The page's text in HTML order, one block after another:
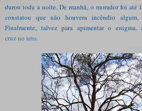
durou toda a noite. De manhã, o moradorfoi até
constatou que não houvera incêndio
Finalmente, talvez para apimentar o enigma,
cruz no teto.